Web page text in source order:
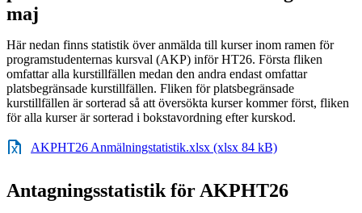
maj
Här nedan finns statistik över anmälda till kurser inom ramen för
programstudenternas kursval (AKP) inför HT26. Första fliken
omfattar alla kurstillfällen medan den andra endast omfattar
platsbegränsade kurstillfällen. Fliken för platsbegränsade
kurstillfällen är sorterad så att översökta kurser kommer först, fliken
för alla kurser är sorterad i bokstavordning efter kurskod.
AKPHT26 Anmälningstatistik.xlsx (xlsx 84 kB)
Antagningsstatistik för AKPHT26